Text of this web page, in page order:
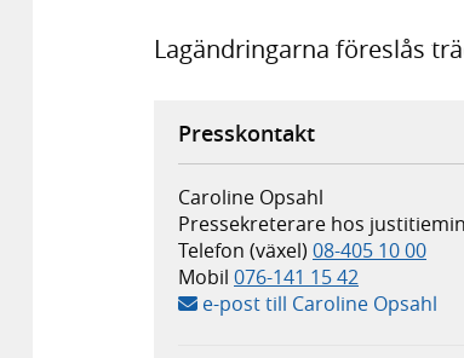
Lagändringarna föreslås
Presskontakt
Caroline Opsahl
Pressekreterare hos
Telefon (växel) 08-405 10 00
Mobil 076-141 15 42
e-post till Caroline Opsahl